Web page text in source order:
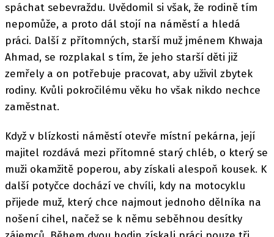
spáchat sebevraždu. Uvědomil si však, že rodině tím
nepomůže, a proto dál stojí na náměstí a hledá
práci. Další z přítomných, starší muž jménem Khwaja
Ahmad, se rozplakal s tím, že jeho starší děti již
zemřely a on potřebuje pracovat, aby uživil zbytek
rodiny. Kvůli pokročilému věku ho však nikdo nechce
zaměstnat.
Když v blízkosti náměstí otevře místní pekárna, její
majitel rozdává mezi přítomné starý chléb, o který se
muži okamžitě poperou, aby získali alespoň kousek. K
další potyčce dochází ve chvíli, kdy na motocyklu
přijede muž, který chce najmout jednoho dělníka na
nošení cihel, načež se k němu seběhnou desítky